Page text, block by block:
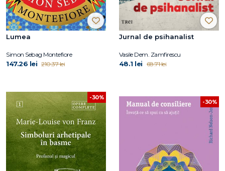
Lumea
Simon Sebag Montefiore
147.26 lei 210.37 lei
Jurnal de psihanalist
Vasile Dem. Zamfirescu
48.1 lei 68.71 lei
-30%
-30%